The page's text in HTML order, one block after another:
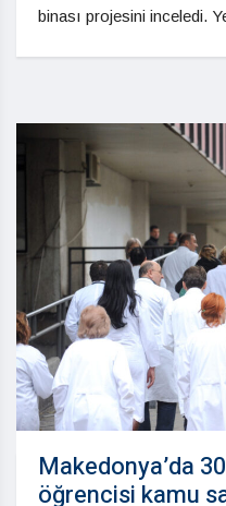
binası projesini inceledi.
Makedonya’da
öğrencisi kamu